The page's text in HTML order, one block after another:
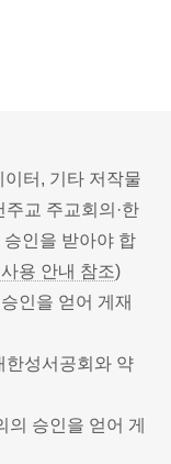
이터, 기타 저작물
교 주교회의·한
인을 받아야 합
용 안내 참조)
인을 얻어 게재
한성서공회와 약
의 승인을 얻어 게